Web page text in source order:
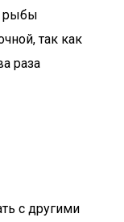
рыбы
так как
раза
с другими